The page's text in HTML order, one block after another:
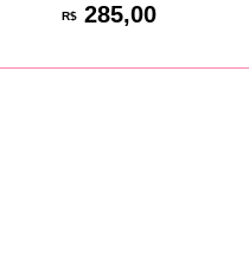
R$285,00